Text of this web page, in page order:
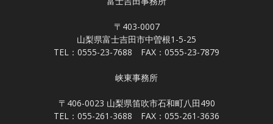
〒403-0007
山梨県富士吉田市中曽根1-5-25
TEL：0555-23-7688 FAX：0555-23-7879
峡東事務所
〒406-0023 山梨県笛吹市石和町八田490
TEL：055-261-3688 FAX：055-261-3636